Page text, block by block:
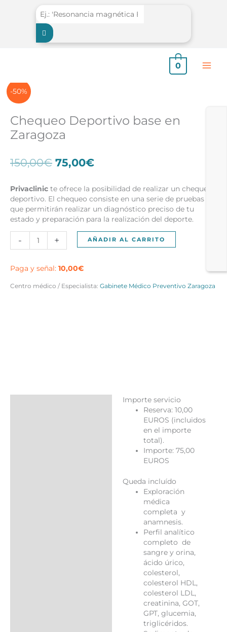
0
-50%
Chequeo Deportivo base en
Zaragoza
150,00€ El
precio
original
era:
150,00€.
75,00€El
actual
es:
75,00€.
Privaclinic te ofrece la posibilidad de realizar un chequeo
deportivo. El chequeo consiste en una serie de pruebas
que permitirán realizar un diagnóstico preciso de tu
estado y preparación para la realización del deporte.
-
en
cantidad
+ AÑADIR AL CARRITO
Paga y señal: 10,00€
Centro médico / Especialista: Gabinete Médico Preventivo Zaragoza
Importe servicio
Reserva: 10,00
EUROS (incluidos
en el importe
total).
Importe: 75,00
EUROS
Queda incluído
Exploración
médica
completa y
anamnesis.
Perfil analítico
completo de
sangre y orina,
ácido úrico,
colesterol,
colesterol HDL,
colesterol LDL,
creatinina, GOT,
GPT, glucemia,
triglicéridos.